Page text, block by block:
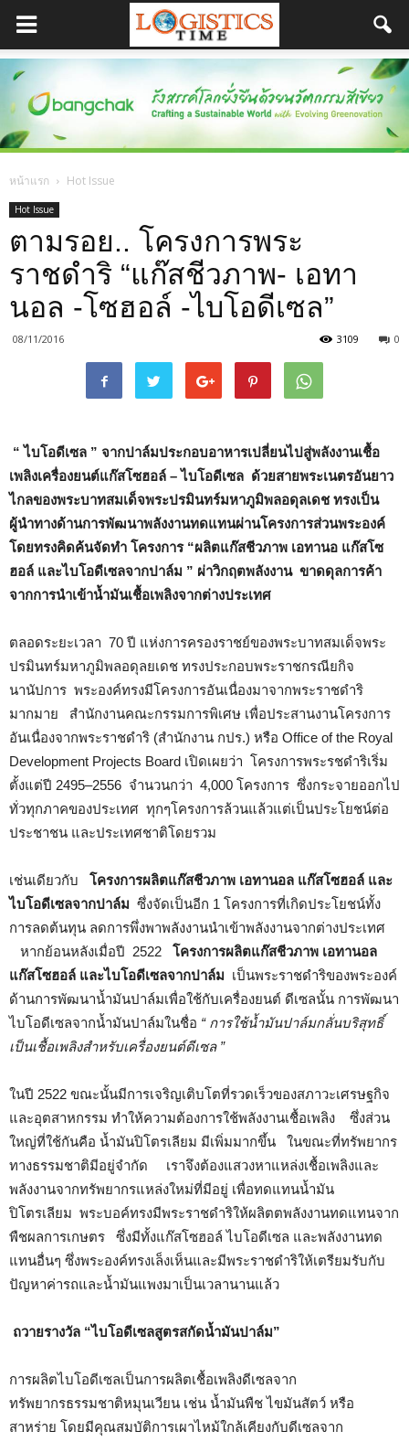
หน้าแรก Hot Issue
Hot Issue
ตามรอย.. โครงการพระ
ราชดำริ “แก๊สชีวภาพ- เอทา
นอล -โซฮอล์ -ไบโอดีเซล”
08/11/2016 0
3109
“ ไบโอดีเซล ” จากปาล์มประกอบอาหารเปลี่ยนไปสู่พลังงานเชื้อ
เพลิงเครื่องยนต์แก๊สโซฮอล์ – ไบโอดีเซล ด้วยสายพระเนตรอันยาว
ไกลของพระบาทสมเด็จพระปรมินทร์มหาภูมิพลอดุลเดช ทรงเป็น
ผู้นำทางด้านการพัฒนาพลังงานทดแทนผ่านโครงการส่วนพระองค์
โดยทรงคิดค้นจัดทำ โครงการ “ผลิตแก๊สชีวภาพ เอทานอ แก๊สโซ
ฮอล์ และไบโอดีเซลจากปาล์ม ” ผ่าวิกฤตพลังงาน ขาดดุลการค้า
จากการนำเข้าน้ำมันเชื้อเพลิงจากต่างประเทศ
ตลอดระยะเวลา 70 ปี แห่งการครองราชย์ของพระบาทสมเด็จพระ
ปรมินทร์มหาภูมิพลอดุลยเดช ทรงประกอบพระราชกรณียกิจ
นานัปการ พระองค์ทรงมีโครงการอันเนื่องมาจากพระราชดำริ
มากมาย สำนักงานคณะกรรมการพิเศษ เพื่อประสานงานโครงการ
อันเนื่องจากพระราชดำริ (สำนักงาน กปร.) หรือ Office of the Royal
Development Projects Board เปิดเผยว่า โครงการพระรชดำริเริ่ม
ตั้งแต่ปี 2495–2556 จำนวนกว่า 4,000 โครงการ ซึ่งกระจายออกไป
ทั่วทุกภาคของประเทศ ทุกๆโครงการล้วนแล้วแต่เป็นประโยชน์ต่อ
ประชาชน และประเทศชาติโดยรวม
เช่นเดียวกับ โครงการผลิตแก๊สชีวภาพ เอทานอล แก๊สโซฮอล์ และ
ไบโอดีเซลจากปาล์ม ซึ่งจัดเป็นอีก 1 โครงการที่เกิดประโยชน์ทั้ง
การลดต้นทุน ลดการพึ่งพาพลังงานนำเข้าพลังงานจากต่างประเทศ
หากย้อนหลังเมื่อปี 2522 โครงการผลิตแก๊สชีวภาพ เอทานอล
แก๊สโซฮอล์ และไบโอดีเซลจากปาล์ม เป็นพระราชดำริของพระองค์
ด้านการพัฒนาน้ำมันปาล์มเพื่อใช้กับเครื่องยนต์ ดีเซลนั้น การพัฒนา
ไบโอดีเซลจากน้ำมันปาล์มในชื่อ “ การใช้น้ำมันปาล์มกลั่นบริสุทธิ์
เป็นเชื้อเพลิงสำหรับเครื่องยนต์ดีเซล ”
ในปี 2522 ขณะนั้นมีการเจริญเติบโตที่รวดเร็วของสภาวะเศรษฐกิจ
และอุตสาหกรรม ทำให้ความต้องการใช้พลังงานเชื้อเพลิง ซึ่งส่วน
ใหญ่ที่ใช้กันคือ น้ำมันปิโตรเลียม มีเพิ่มมากขึ้น ในขณะที่ทรัพยากร
ทางธรรมชาติมีอยู่จำกัด เราจึงต้องแสวงหาแหล่งเชื้อเพลิงและ
พลังงานจากทรัพยากรแหล่งใหม่ที่มีอยู่ เพื่อทดแทนน้ำมัน
ปิโตรเลียม พระบอค์ทรงมีพระราชดำริให้ผลิตตพลังงานทดแทนจาก
พืชผลการเกษตร ซึ่งมีทั้งแก๊สโซฮอล์ ไบโอดีเซล และพลังงานทด
แทนอื่นๆ ซึ่งพระองค์ทรงเล็งเห็นและมีพระราชดำริให้เตรียมรับกับ
ปัญหาค่ารถและน้ำมันแพงมาเป็นเวลานานแล้ว
ถวายรางวัล “ไบโอดีเซลสูตรสกัดน้ำมันปาล์ม”
การผลิตไบโอดีเซลเป็นการผลิตเชื้อเพลิงดีเซลจาก
ทรัพยากรธรรมชาติหมุนเวียน เช่น น้ำมันพืช ไขมันสัตว์ หรือ
สาหร่าย โดยมีคุณสมบัติการเผาไหม้ใกล้เคียงกับดีเซลจาก